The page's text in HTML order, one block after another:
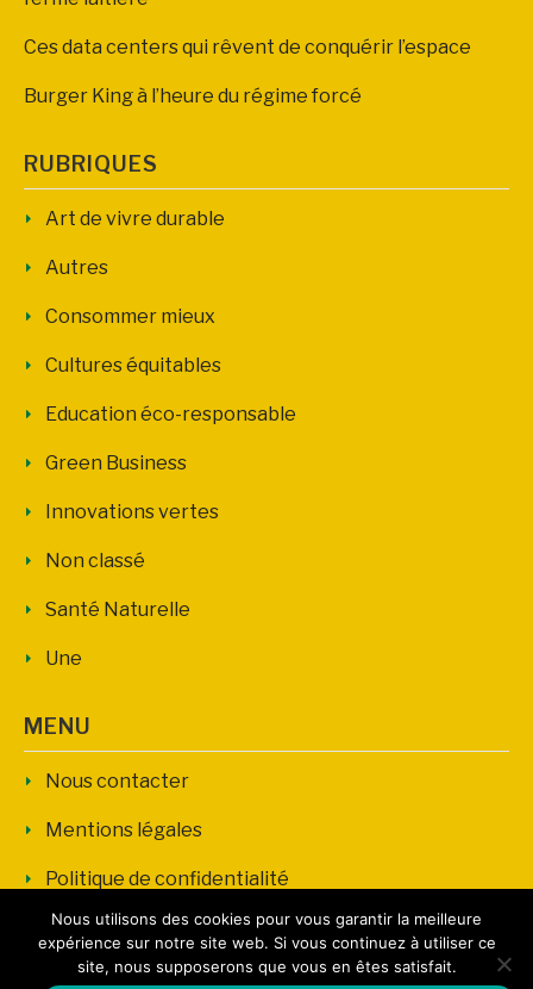
Ces data centers qui rêvent de conquérir l’espace
Burger King à l’heure du régime forcé
RUBRIQUES
Art de vivre durable
Autres
Consommer mieux
Cultures équitables
Education éco-responsable
Green Business
Innovations vertes
Non classé
Santé Naturelle
Une
MENU
Nous contacter
Mentions légales
Politique de confidentialité
Nous utilisons des cookies pour vous garantir la meilleure
expérience sur notre site web. Si vous continuez à utiliser ce
site, nous supposerons que vous en êtes satisfait.